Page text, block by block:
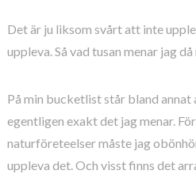
Det är ju liksom svårt att inte
uppleva. Så vad tusan menar jag
På min bucketlist står bland
egentligen exakt det jag menar.
naturföreteelser måste jag
uppleva det. Och visst finns det